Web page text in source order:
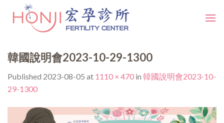
韓國說明會2023-10-29-1300
Published 2023-08-05 at 1110 × 470 in 韓國說明會2023-10-
29-1300